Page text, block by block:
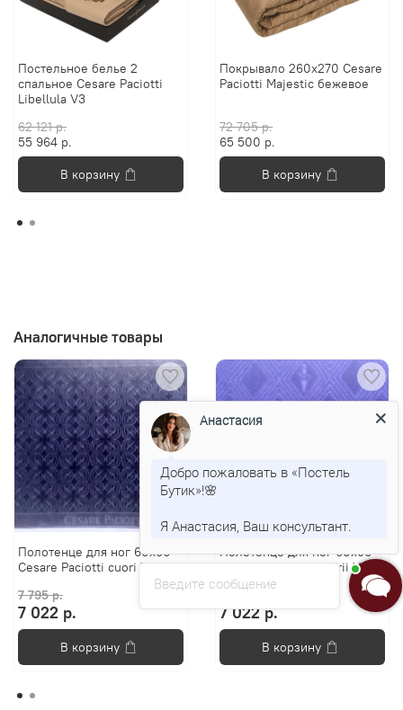
Постельное белье 2
спальное Cesare Paciotti
Libellula V3
62 121 р.
55 964 р.
В корзину
Покрывало 260х270 Cesare
Paciotti Majestic бежевое
72 705 р.
65 500 р.
В корзину
Аналогичные товары
Полотенце для ног 60х90
Cesare Paciotti cuori V4
7 795 р.
7 022 р.
В корзину
Полотенце для ног 60х90
Cesare Paciotti guadrii V4
7 795 р.
7 022 р.
В корзину
Введите сообщение
Анастасия
Добро пожаловать в «Постель
Бутик»!🌸
Я Анастасия, Ваш консультант.